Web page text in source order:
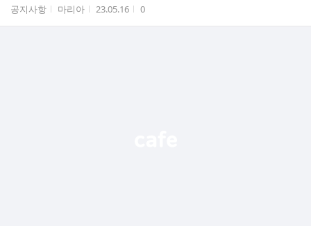
게시판명
공지사항 작성자
마리아 작성시간
23.05.16 조회수
0